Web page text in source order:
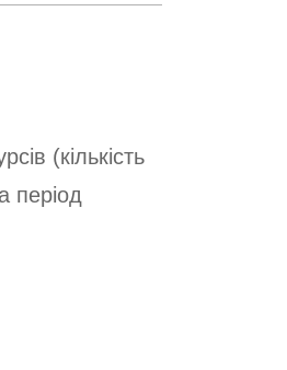
робіт (послуг)
(кількість
період